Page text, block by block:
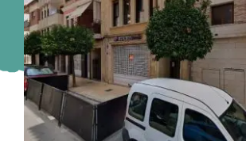
Murcia
Gijón
Vigo
Córdoba